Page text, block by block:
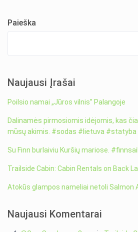
Paieška
Naujausi Įrašai
Poilsio namai „Jūros vilnis” Palangoje
Dalinamės pirmosiomis idėjomis, kas
mūsų akimis. #sodas #lietuva #statyba
Su Finn burlaiviu Kuršių mariose.
Trailside Cabin: Cabin Rentals on Back
Atokūs glampos nameliai netoli Salmon
Naujausi Komentarai